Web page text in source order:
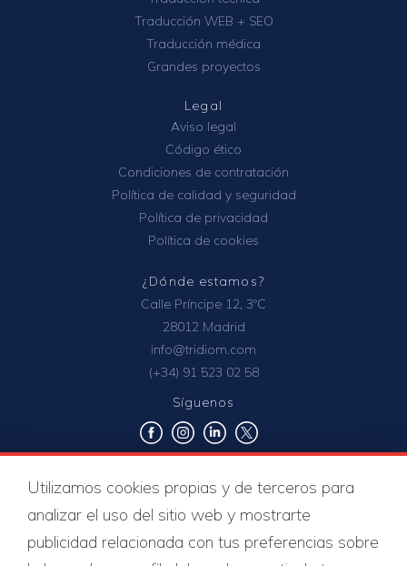
Traducción WEB + SEO
Traducción médica
Grandes proyectos
Legal
Aviso legal
Código ético
Condiciones de contratación
Política de calidad y seguridad
Política de privacidad
Política de cookies
¿Dónde estamos?
Calle Príncipe 12, 3ºC
28012 Madrid
info@tridiom.com
(+34) 91 523 02 58
Síguenos
Certificados de calidad
Utilizamos cookies propias y de terceros para
analizar el uso del sitio web y mostrarte
publicidad relacionada con tus preferencias sobre